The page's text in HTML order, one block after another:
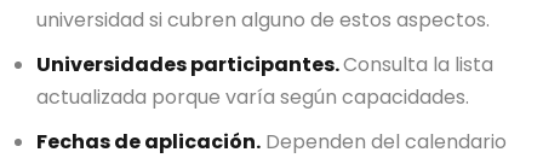
universidad si cubren alguno de estos aspectos.
Universidades participantes.Consulta la lista
actualizada porque varía según capacidades.
Fechas de aplicación. Dependen del calendario